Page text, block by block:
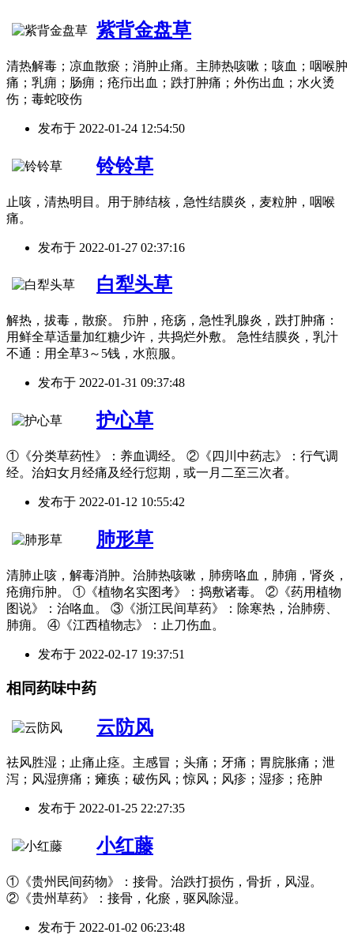
紫背金盘草
清热解毒；凉血散瘀；消肿止痛。主肺热咳嗽；咳血；咽喉肿
痛；乳痈；肠痈；疮疖出血；跌打肿痛；外伤出血；水火烫
伤；毒蛇咬伤
发布于 2022-01-24 12:54:50
铃铃草
止咳，清热明目。用于肺结核，急性结膜炎，麦粒肿，咽喉
痛。
发布于 2022-01-27 02:37:16
白犁头草
解热，拔毒，散瘀。 疖肿，疮疡，急性乳腺炎，跌打肿痛：
用鲜全草适量加红糖少许，共捣烂外敷。 急性结膜炎，乳汁
不通：用全草3～5钱，水煎服。
发布于 2022-01-31 09:37:48
护心草
①《分类草药性》：养血调经。 ②《四川中药志》：行气调
经。治妇女月经痛及经行愆期，或一月二至三次者。
发布于 2022-01-12 10:55:42
肺形草
清肺止咳，解毒消肿。治肺热咳嗽，肺痨咯血，肺痈，肾炎，
疮痈疖肿。 ①《植物名实图考》：捣敷诸毒。 ②《药用植物
图说》：治咯血。 ③《浙江民间草药》：除寒热，治肺痨、
肺痈。 ④《江西植物志》：止刀伤血。
发布于 2022-02-17 19:37:51
相同药味中药
云防风
祛风胜湿；止痛止痉。主感冒；头痛；牙痛；胃脘胀痛；泄
泻；风湿痹痛；瘫痪；破伤风；惊风；风疹；湿疹；疮肿
发布于 2022-01-25 22:27:35
小红藤
①《贵州民间药物》：接骨。治跌打损伤，骨折，风湿。
②《贵州草药》：接骨，化瘀，驱风除湿。
发布于 2022-01-02 06:23:48